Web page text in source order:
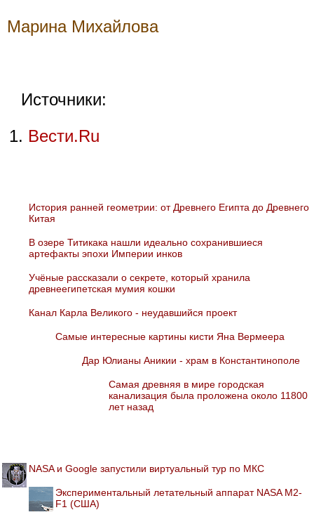
Марина Михайлова
Источники:
Вести.Ru
История ранней геометрии: от Древнего Египта до Древнего
Китая
В озере Титикака нашли идеально сохранившиеся
артефакты эпохи Империи инков
Учёные рассказали о секрете, который хранила
древнеегипетская мумия кошки
Канал Карла Великого - неудавшийся проект
Самые интересные картины кисти Яна Вермеера
Дар Юлианы Аникии - храм в Константинополе
Самая древняя в мире городская
канализация была проложена около 11800
лет назад
NASA и Google запустили виртуальный тур по МКС
Экспериментальный летательный аппарат NASA M2-
F1 (США)